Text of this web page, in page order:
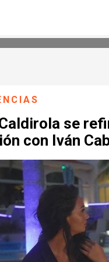
se
con Iván